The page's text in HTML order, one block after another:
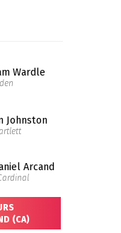
Wardle
Johnston
Arcand
(CA)